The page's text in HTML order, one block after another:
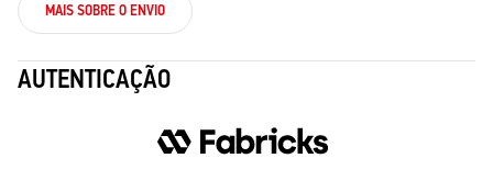
MAIS SOBRE O ENVIO
AUTENTICAÇÃO